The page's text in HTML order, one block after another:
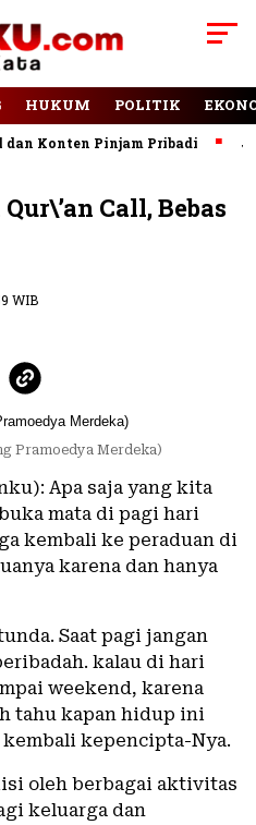
HUKUM POLITIK
Pinjam Pribadi Jalan
Call, Bebas
WIB
Pramoedya Merdeka)
Apa saja yang kita
mata di pagi hari
kembali ke peraduan di
karena dan hanya
Saat pagi jangan
kalau di hari
weekend, karena
tahu kapan hidup ini
kepencipta-Nya.
oleh berbagai aktivitas
keluarga dan